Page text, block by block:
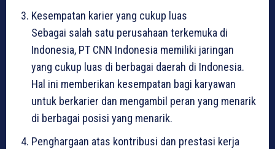
Kesempatan karier yang cukup luas
Sebagai salah satu perusahaan terkemuka di
Indonesia, PT CNN Indonesia memiliki jaringan
yang cukup luas di berbagai daerah di Indonesia.
Hal ini memberikan kesempatan bagi karyawan
untuk berkarier dan mengambil peran yang menarik
di berbagai posisi yang menarik.
Penghargaan atas kontribusi dan prestasi kerja